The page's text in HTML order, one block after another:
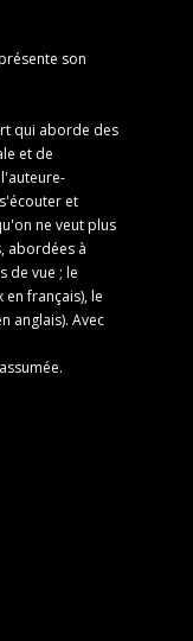
son
qui aborde des
et de
et
ne veut plus
abordées à
de vue ; le
français), le
anglais). Avec